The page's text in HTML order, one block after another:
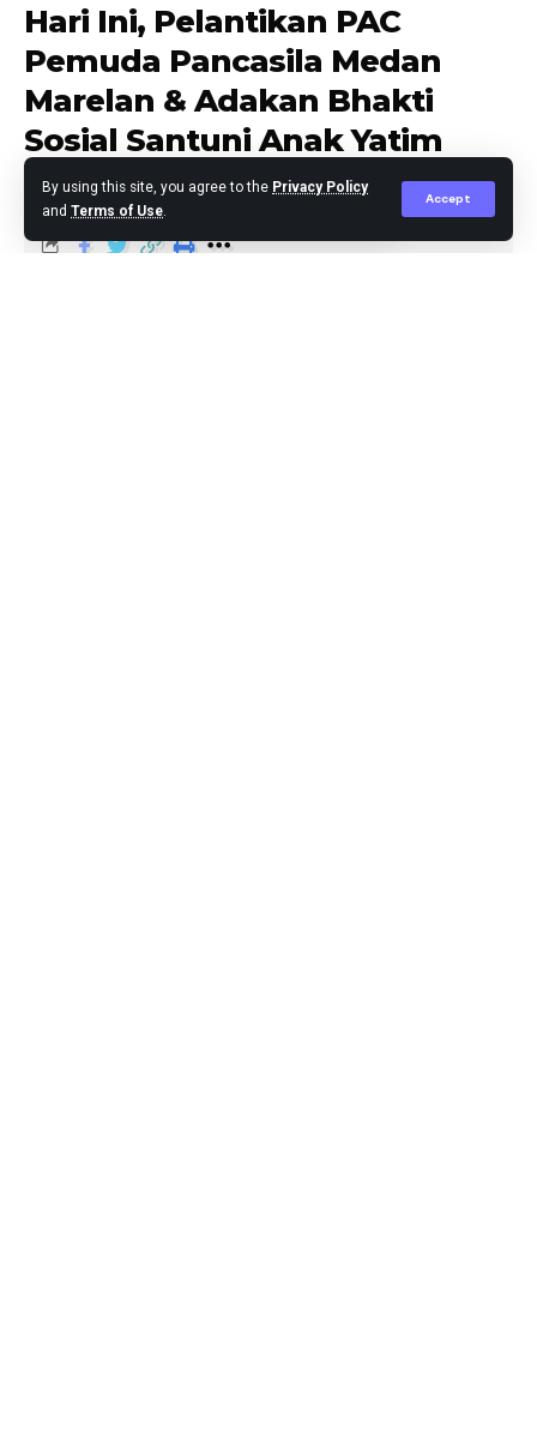
By using this site, you agree to the Privacy Policy
and Terms of Use.
Accept
Hari Ini, Pelantikan PAC
Pemuda Pancasila Medan
Marelan & Adakan Bhakti
Sosial Santuni Anak Yatim
Duafa